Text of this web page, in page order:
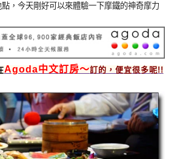
，今天剛好可以來體驗一下摩鐵的神奇摩力
Agoda中文訂房～訂的，便宜很多呢!!